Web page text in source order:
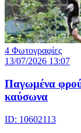
4 Φωτογραφίες
13/07/2026 13:07
Παγωμένα
καύσωνα
ID: 10602113